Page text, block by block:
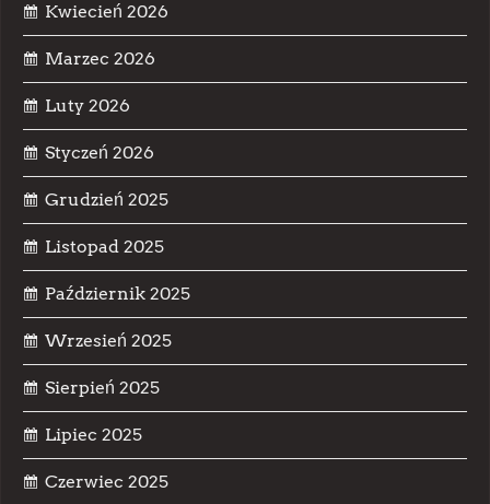
Kwiecień 2026
Marzec 2026
Luty 2026
Styczeń 2026
Grudzień 2025
Listopad 2025
Październik 2025
Wrzesień 2025
Sierpień 2025
Lipiec 2025
Czerwiec 2025